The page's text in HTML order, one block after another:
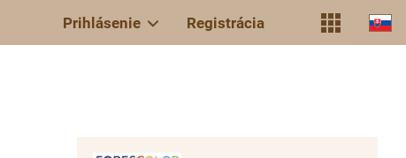
Prihlásenie Registrácia